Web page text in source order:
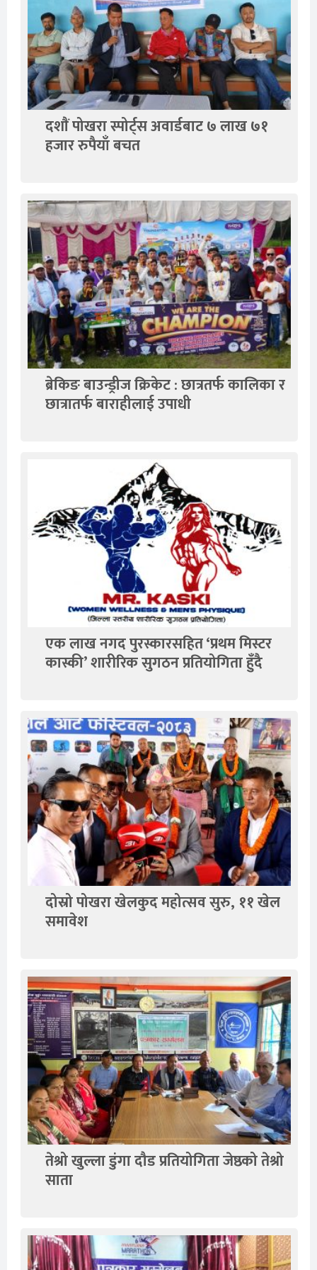
दशाैं पोखरा स्पोर्ट्स अवार्डबाट ७ लाख ७१
हजार रुपैयाँ बचत
ब्रेकिङ बाउन्ड्रीज क्रिकेट : छात्रतर्फ कालिका र
छात्रातर्फ बाराहीलाई उपाधी
एक लाख नगद पुरस्कारसहित ‘प्रथम मिस्टर
कास्की’ शारीरिक सुगठन प्रतियोगिता हुँदै
दोस्रो पोखरा खेलकुद महोत्सव सुरु, ११ खेल
समावेश
तेश्रो खुल्ला डुंगा दौड प्रतियोगिता जेष्ठको तेश्रो
साता